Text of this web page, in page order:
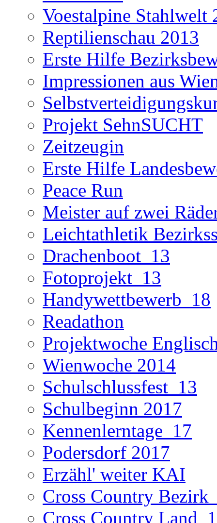
Voestalpine Stahlwelt
Reptilienschau 2013
Erste Hilfe
Impressionen aus
Projekt SehnSUCHT
Zeitzeugin
Erste Hilfe
Peace Run
Meister auf zwei
Leichtathletik
Drachenboot_13
Fotoprojekt_13
Handywettbewerb_18
Readathon
Projektwoche
Wienwoche 2014
Schulschlussfest_13
Schulbeginn 2017
Kennenlerntage_17
Podersdorf 2017
Erzähl' weiter KAI
Cross Country
Cross Country